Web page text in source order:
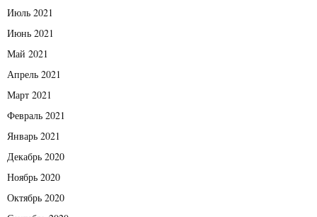
Июль 2021
Июнь 2021
Май 2021
Апрель 2021
Март 2021
Февраль 2021
Январь 2021
Декабрь 2020
Ноябрь 2020
Октябрь 2020